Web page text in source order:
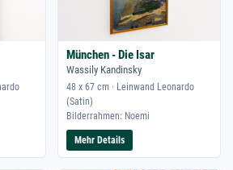
München - Die Isar
Wassily Kandinsky
48 x 67 cm · Leinwand Leonardo
(Satin)
Bilderrahmen: Noemi
Mehr Details